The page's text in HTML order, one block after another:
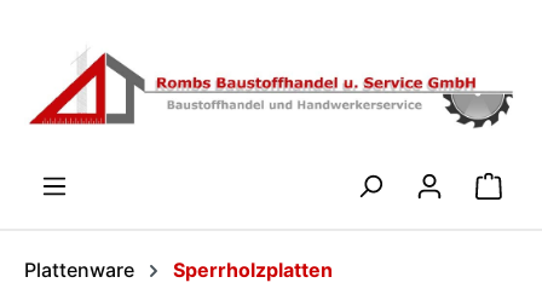
Plattenware Sperrholzplatten